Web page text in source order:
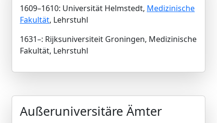
1609–1610: Universität Helmstedt, Medizinische
Fakultät, Lehrstuhl
1631–: Rijksuniversiteit Groningen, Medizinische
Fakultät, Lehrstuhl
Außeruniversitäre Ämter